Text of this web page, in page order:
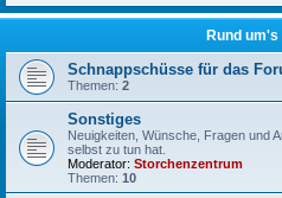
Rund um's
Schnappschüsse für das
Themen: 2
Sonstiges
Neuigkeiten, Wünsche, Fragen und
selbst zu tun hat.
Moderator: Storchenzentrum
Themen: 10